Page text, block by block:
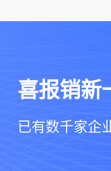
喜报销新
已有数千家企